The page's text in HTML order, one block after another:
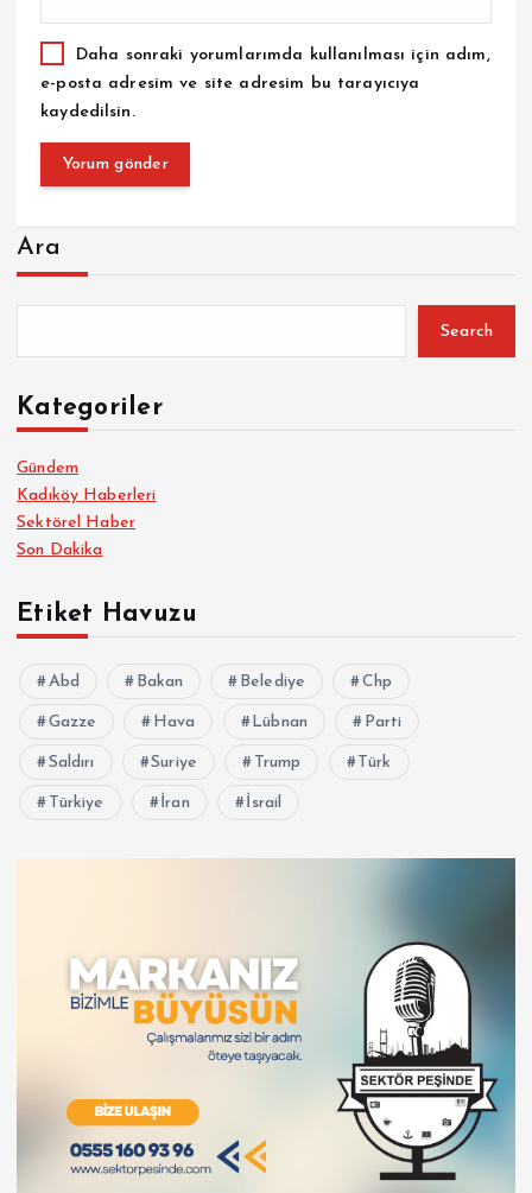
Daha sonraki yorumlarımda kullanılması için adım,
e-posta adresim ve site adresim bu tarayıcıya
kaydedilsin.
Ara
Search
Kategoriler
Gündem
Kadıköy Haberleri
Sektörel Haber
Son Dakika
Etiket Havuzu
Abd Bakan Belediye Chp
Gazze Hava Lübnan Parti
Saldırı Suriye Trump Türk
Türkiye İran İsrail